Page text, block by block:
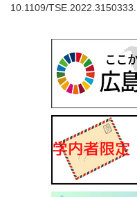
10.1109/TSE.2022.3150333.